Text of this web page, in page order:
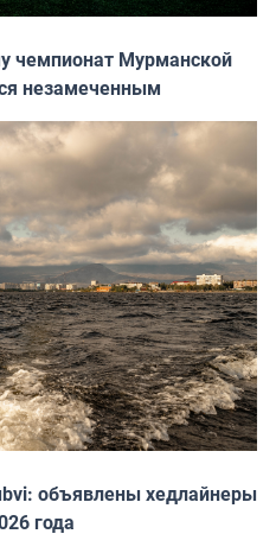
чемпионат Мурманской
незамеченным
объявлены хедлайнеры
года